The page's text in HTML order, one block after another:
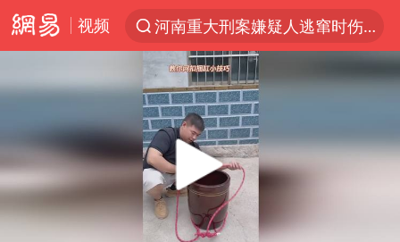
视频
河南重大刑案嫌疑人逃窜时伤害多人
光影经济撬动暑期消费新蓝海
浙江上海等地有大雨或暴雨
西湖突现狂风暴雨 游客瞬间被浇透
金饰克价一夜涨回1300元